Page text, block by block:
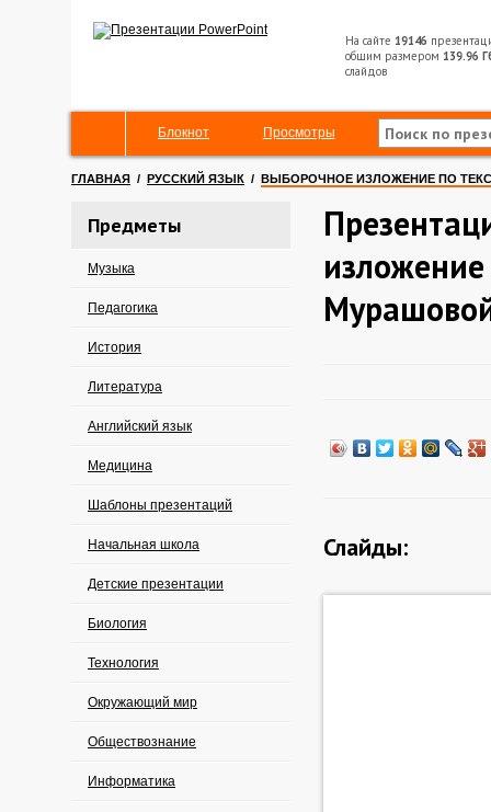
На сайте 19146
общим размером 139.96
слайдов
Блокнот Просмотры
ГЛАВНАЯ / РУССКИЙ ЯЗЫК / ВЫБОРОЧНОЕ ИЗЛОЖЕНИЕ ПО
Предметы
Музыка
Педагогика
История
Литература
Английский язык
Медицина
Шаблоны презентаций
Начальная школа
Детские презентации
Биология
Технология
Окружающий мир
Обществознание
Информатика
изложение
Слайды: